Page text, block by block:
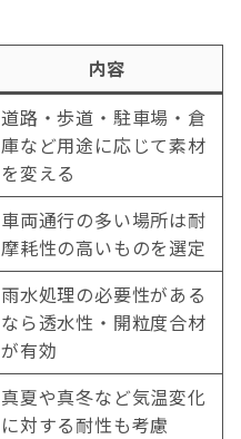
内容
道路・歩道・駐車場・倉
庫など用途に応じて素材
を変える
車両通行の多い場所は耐
摩耗性の高いものを選定
雨水処理の必要性がある
なら透水性・開粒度合材
が有効
真夏や真冬など気温変化
に対する耐性も考慮